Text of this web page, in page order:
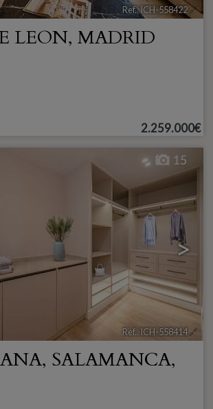
Ref.. ICH-558422🔗
LEON, MADRID
2.259.000€
>
15
Ref.. ICH-558414🔗
, SALAMANCA,